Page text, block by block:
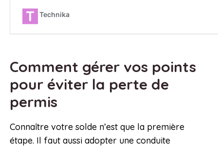
Comment gérer vos points
pour éviter la perte de
permis
Connaître votre solde n’est que la première
étape. Il faut aussi adopter une conduite